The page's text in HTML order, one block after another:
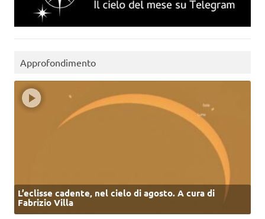
Approfondimento
L’eclisse cadente, nel cielo di agosto. A cura di
Fabrizio Villa